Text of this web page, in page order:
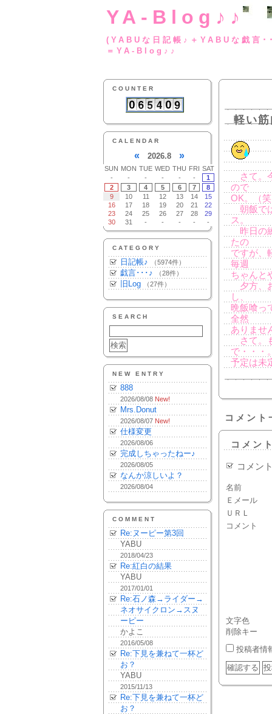
YA-Blog♪♪
(YABUな日記帳♪
＝YA-Blog♪♪
COUNTER
CALENDAR
« 2026.8 »
SUN MON TUE WED THU FRI SAT
-
- - - - -
1
2
3 4 5 6 7
8
9
10 11 12 13 14
15
16
17 18 19 20 21
22
23
24 25 26 27 28
29
30
31 - - - - -
CATEGORY
日記帳♪ （5974件）
戯言･･･♪ （28件）
旧Log （27件）
SEARCH
NEW ENTRY
888
2026/08/08 New!
Mrs.Donut
2026/08/07 New!
仕様変更
2026/08/06
完成しちゃったねー♪
2026/08/05
なんか涼しいよ？
2026/08/04
COMMENT
Re:ヌーピー第3回
YABU
2018/04/23
Re:紅白の結果
YABU
2017/01/01
Re:石ノ森→ライダー→
ネオサイクロン→スヌ
ーピー
かよこ
2016/05/08
Re:下見を兼ねて一杯ど
お？
YABU
2015/11/13
Re:下見を兼ねて一杯ど
お？
軽い
さて。
ので
OK。（
朝飯で
ス。
昨日の
たの
ですが、
毎週
ちゃんと
夕方、
し、
晩飯喰っ
全然
ありませ
さて。
で・・・
予定は未
コメント
コメン
コメン
名前
Ｅメール
ＵＲＬ
コメント
文字色
削除キー
投稿者情